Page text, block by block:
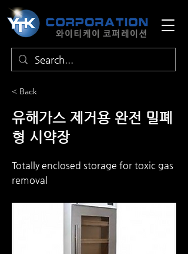
< Back
유해가스 제거용 완전 밀폐
형 시약장
Totally enclosed storage for toxic gas
removal